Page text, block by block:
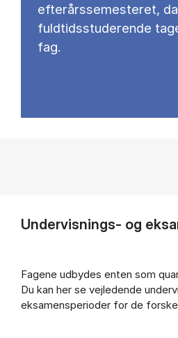
ef­ter­års­se­meste­ret,
fuld­tids­stu­de­ren­de
fag.
Undervisnings- og
Fagene udbydes enten som
Du kan her se vejledende
eksamensperioder for de